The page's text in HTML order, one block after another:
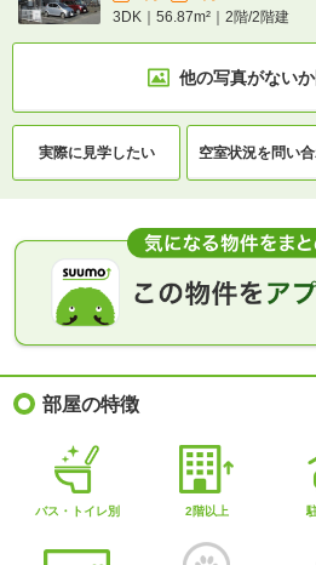
3DK｜56.87m²｜2階/2階建
他の写真がないか
実際に見学したい 空室状況を問い
部屋の特徴
バス・トイレ別 2階以上